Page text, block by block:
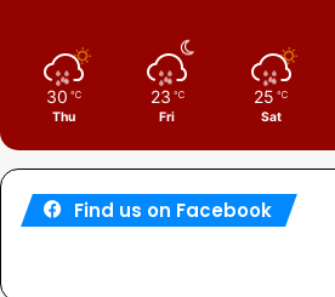
30 ℃
Thu
23 ℃
Fri
25 ℃
Sat
Find us on Facebook